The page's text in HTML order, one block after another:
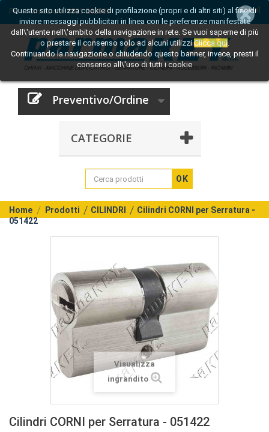
[Entra]
Per informazioni:0521 242809
Preventivo/Ordine
CATEGORIE
OK
Questo sito utilizza cookie di profilazione (propri e di altri siti) al fine di
inviare messaggi pubblicitari in linea con le preferenze manifestate
dall\'utente nell\'ambito della navigazione in rete. Se vuoi saperne di più
o prestare il consenso solo ad alcuni utilizziClicca qui.
Continuando la navigazione o chiudendo questo banner, invece, presti il
consenso all\'uso di tutti i cookie
Home Prodotti CILINDRI
Cilindri CORNI per Serratura -
051422
Visualizza
ingrandito
Cilindri CORNI per Serratura - 051422